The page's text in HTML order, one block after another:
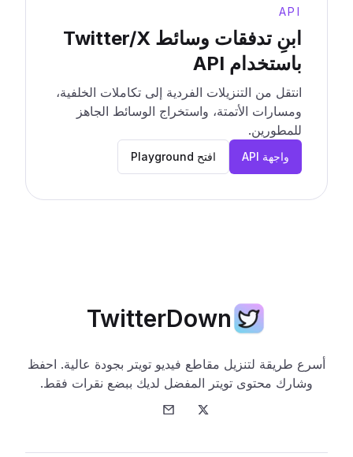
API
ابنِ تدفقات وسائط Twitter/X
باستخدام API
انتقل من التنزيلات الفردية إلى تكاملات الخلفية،
ومسارات الأتمتة، واستخراج الوسائط الجاهز
للمطورين.
واجهة API افتح Playground
TwitterDown
أسرع طريقة لتنزيل مقاطع فيديو تويتر بجودة عالية. احفظ
وشارك محتوى تويتر المفضل لديك ببضع نقرات فقط.
تويتر البريد الإلكتروني